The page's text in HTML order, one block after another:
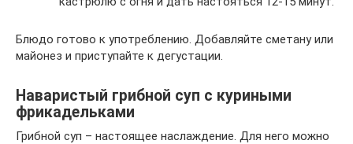
Блюдо готово к употреблению. Добавляйте сметану или
майонез и приступайте к дегустации.
Наваристый грибной суп с куриными
фрикадельками
Грибной суп – настоящее наслаждение. Для него можно